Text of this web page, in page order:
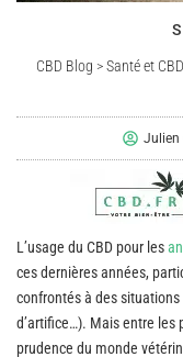
CBD Blog >Santé et CBD
Julien
L’usage du CBD pour les
ces dernières années,
confrontés à des
d’artifice…). Mais entre les
prudence du monde